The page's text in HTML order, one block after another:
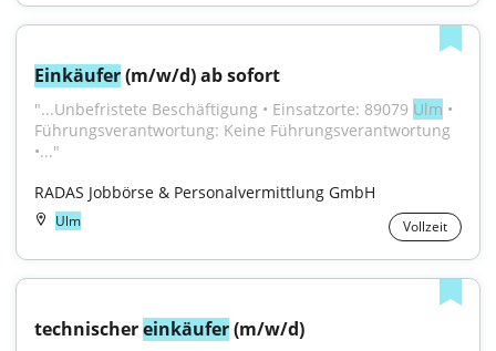
Einkäufer (m/w/d) ab sofort
"...Unbefristete Beschäftigung • Einsatzorte: 89079 Ulm •
Führungsverantwortung: Keine Führungsverantwortung
•..."
RADAS Jobbörse & Personalvermittlung GmbH
Ulm Vollzeit
technischer einkäufer (m/w/d)